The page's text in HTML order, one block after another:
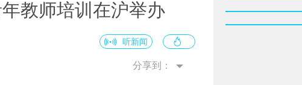
教师培训在沪举办
听新闻
分享到：